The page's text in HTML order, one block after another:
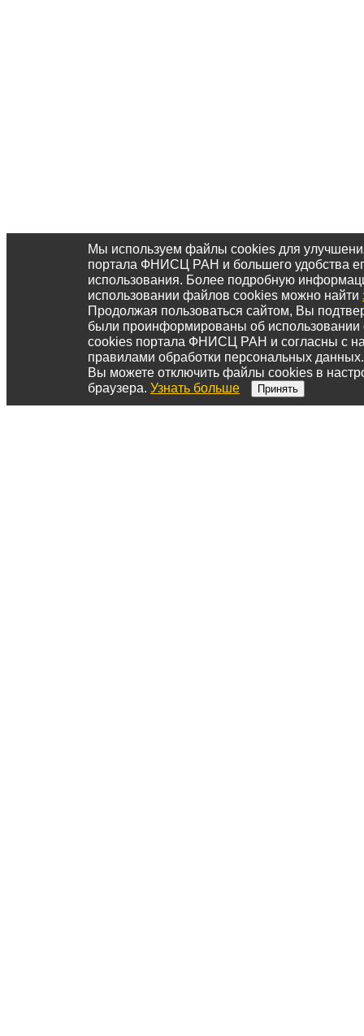
Мы используем файлы cookies для
портала ФНИСЦ РАН и большего удобства
использования. Более подробную
использовании файлов cookies можно найти
Продолжая пользоваться сайтом, Вы
были проинформированы об
cookies портала ФНИСЦ РАН и согласны с
правилами обработки персональных данных.
Вы можете отключить файлы cookies в
браузера. Узнать больше Принять